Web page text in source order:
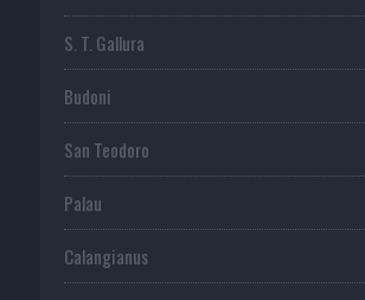
S. T. Gallura
Budoni
San Teodoro
Palau
Calangianus